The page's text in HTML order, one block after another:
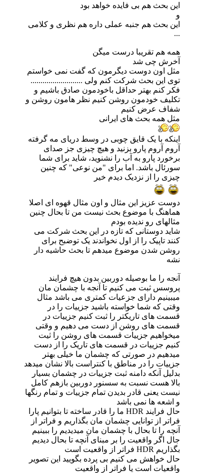
این بحث هم بی فایده خواهد بود
و
این بحث هم جنبه عملی داره هم نظری و کلامی
...
همه هم تقریبا درست میگن
آخرش چی شد
مثل اون دوست دیگرمون که گفت نمی خواستم
توی این بحث شرکت کنم ولی ..........................
فکر کنم بهتر حداقل باخودمون صادق باشیم و
تکلیف خودمون روشن کنیم نظر هامون روشن و
شفاف عرض کنیم
مثل همه بحث های ایرانی
اینکه با یک قایق چوبی در وسط دریای مه گرفته
آروم آروم پارو بزنید و هیچ چیزی جز صدای
برخورد پارو به آب را نشنوید، شاید برای شما
سورئال باشد. اما برای "من نوعی" که چنین
چیزی را از نزدیک دیدم خیر
دوست عزیز این مثال و اون مثال قهوه ای اصلا
هماهنگ با موضوع بحث نیست من تا بحال چنین
مثالهای رو ندیده بودم
شاید دوستانی که تازه در این بحث شرکت می
کنند تاپیک را از اول نخواندند یک توضبح برای
روشن شدن موضوع میدهم تا بحث حاشیه دار
نشه
آنجه را ما بوصیله دوربین بدون هیچ فرایند
پروسس ثبت می کنیم تا آنجه با چشمان مان
میبینیم دارای جزعیات کمتری می باشد مثال
وقتی که شما خواسته باشید جزییات را در
قسمت های تاریکتر را ثبت کنیم جزییات در
قسمت های روشن از دست می دهیم و وقتی
میخواهیم جزییات قسمت های روشن را ثیت
کنیم جزییات در قسمت های تاریک را از دست
میدهیم در صورتی که چشمان ما خیلی بهتر
جزییات را در مناطق با کنتراست بالا نشان میدهد
بدلیل آنکه دامنه ثبت جزییات در چشمان بسیار
بالا هست نسبت به سسنور دوربین بازهم کامل
نیست یعنی قادر بدیدن تمام جزییات و تمام رنگها
و اشعه ها نمی باشد
حال فرایند HDR ما را قادر ساخته تا بتوانیم پارا
فراتر از توانایی چشمان مان بگذاریم و فراتر از
آنچه را تا بحال با چشمان مان میدیدیم را ببینیم
جال اگر واقعیت را بر مبنای آنچه تا بحال دیدیم
بگذاریم HDR فراتر از واقعیت است
حال خواهش می کنیم بی پرده بگویید این تصویر
واقعیات است یا فراتر از واقعیت